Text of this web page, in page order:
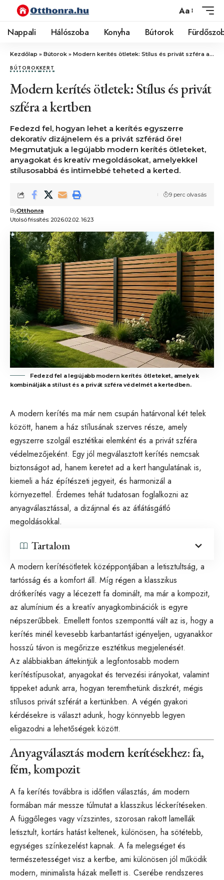
Aa
Nappali Hálószoba Konyha Bútorok
Kezdőlap » Bútorok » Modern kerítés ötletek: Stílus és privát szféra a kertben
BÚTOROKKERT
Modern kerítés ötletek: Stílus és privát
szféra a kertben
Fedezd fel, hogyan lehet a kerítés egyszerre
dekoratív dizájnelem és a privát szférád őre!
Megmutatjuk a legújabb modern kerítés ötleteket,
anyagokat és kreatív megoldásokat, amelyekkel
stílusosabbá és intimebbé teheted a kerted.
Utolsó frissítés: 2026.02.02. 16:23
ByOtthonra
9 perc olvasás
Fedezd fel a legújabb modern kerítés ötleteket, amelyek
kombinálják a stílust és a privát szféra védelmét a kertedben.
A modern kerítés ma már nem csupán határvonal két telek
között, hanem a ház stílusának szerves része, amely
egyszerre szolgál esztétikai elemként és a privát szféra
védelmezőjeként. Egy jól megválasztott kerítés nemcsak
biztonságot ad, hanem keretet ad a kert hangulatának is,
kiemeli a ház építészeti jegyeit, és harmonizál a
környezettel. Érdemes tehát tudatosan foglalkozni az
anyagválasztással, a dizájnnal és az átlátásgátló
megoldásokkal.
Tartalom
A modern kerítésötletek középpontjában a letisztultság, a
tartósság és a komfort áll. Míg régen a klasszikus
drótkerítés vagy a lécezett fa dominált, ma már a kompozit,
az alumínium és a kreatív anyagkombinációk is egyre
népszerűbbek. Emellett fontos szemponttá vált az is, hogy a
kerítés minél kevesebb karbantartást igényeljen, ugyanakkor
hosszú távon is megőrizze esztétikus megjelenését.
Az alábbiakban áttekintjük a legfontosabb modern
kerítéstípusokat, anyagokat és tervezési irányokat, valamint
tippeket adunk arra, hogyan teremthetünk diszkrét, mégis
stílusos privát szférát a kertünkben. A végén gyakori
kérdésekre is választ adunk, hogy könnyebb legyen
eligazodni a lehetőségek között.
Anyagválasztás modern kerítésekhez: fa,
fém, kompozit
A fa kerítés továbbra is időtlen választás, ám modern
formában már messze túlmutat a klasszikus léckerítéseken.
A függőleges vagy vízszintes, szorosan rakott lamellák
letisztult, kortárs hatást keltenek, különösen, ha sötétebb,
egységes színkezelést kapnak. A fa melegséget és
természetességet visz a kertbe, ami különösen jól működik
modern, minimalista házak mellett is. Cserébe rendszeres